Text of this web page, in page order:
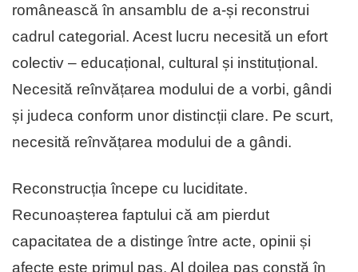
românească în ansamblu de a-și reconstrui
cadrul categorial. Acest lucru necesită un efort
colectiv – educațional, cultural și instituțional.
Necesită reînvățarea modului de a vorbi, gândi
și judeca conform unor distincții clare. Pe scurt,
necesită reînvățarea modului de a gândi.
Reconstrucția începe cu luciditate.
Recunoașterea faptului că am pierdut
capacitatea de a distinge între acte, opinii și
afecte este primul pas. Al doilea pas constă în